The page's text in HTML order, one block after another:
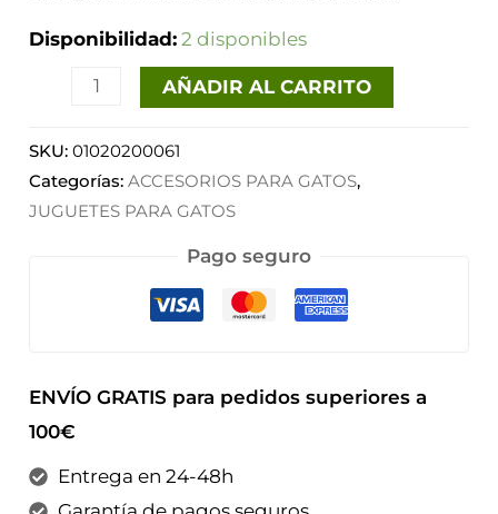
Disponibilidad: 2 disponibles
AÑADIR AL CARRITO
SKU:01020200061
Categorías:ACCESORIOS PARA GATOS,
JUGUETES PARA GATOS
Pago seguro
ENVÍO GRATIS para pedidos superiores a
100€
Entrega en 24-48h